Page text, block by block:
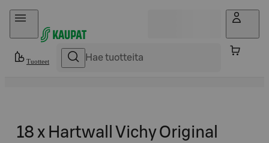
Hyppää sisältöön
Tuotteet
18 x Hartwall Vichy Original